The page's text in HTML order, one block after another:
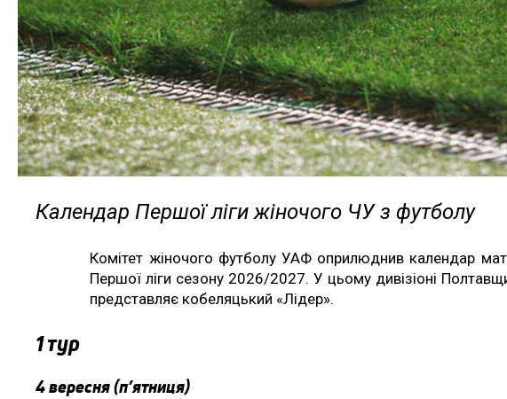
Календар Першої ліги жіночого ЧУ з футболу
Комітет жіночого футболу УАФ оприлюднив календар
Першої ліги сезону 2026/2027. У цьому дивізіоні
представляє кобеляцький «Лідер».
1 тур
4 вересня (п’ятниця)